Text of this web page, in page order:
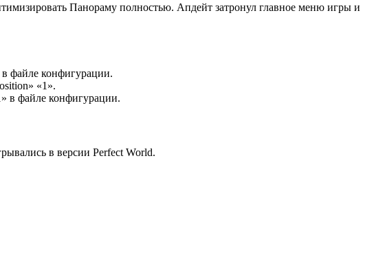
Панораму полностью. Апдейт затронул главное меню игры и
файле конфигурации.
«1».
в файле конфигурации.
в версии Perfect World.